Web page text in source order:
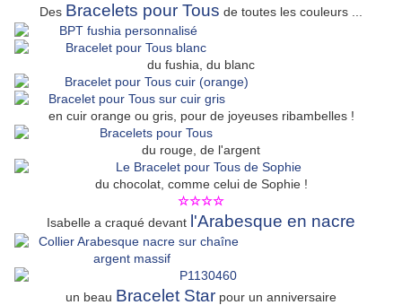
Des Bracelets pour Tous de toutes les couleurs ...
du fushia, du blanc
en cuir orange ou gris, pour de joyeuses ribambelles !
du rouge, de l'argent
du chocolat, comme celui de Sophie !
☆☆☆☆
Isabelle a craqué devant l'Arabesque en nacre
un beau Bracelet Star pour un anniversaire